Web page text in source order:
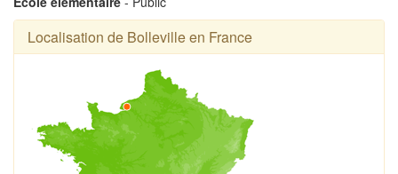
Localisation de Bolleville en France